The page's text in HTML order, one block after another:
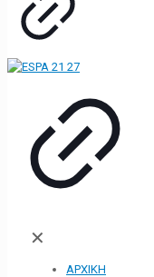
✕
ΑΡΧΙΚΗ